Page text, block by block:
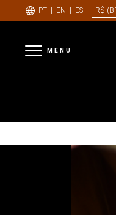
PT| EN | ES R$
MENU